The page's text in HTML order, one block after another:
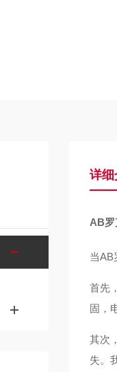
详细
AB罗
当AB
首先
固，
其次
失。